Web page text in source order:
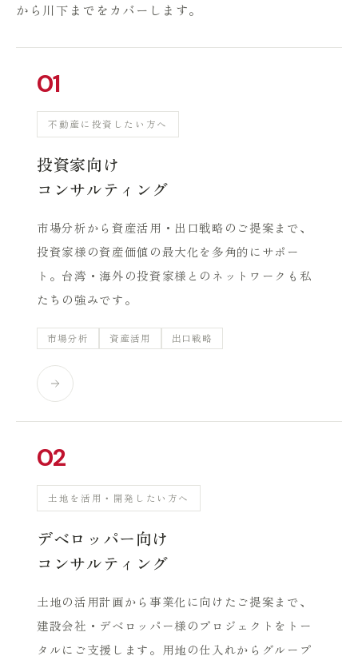
から川下までをカバーします。
01
不動産に投資したい方へ
投資家向け
コンサルティング
市場分析から資産活用・出口戦略のご提案まで、
投資家様の資産価値の最大化を多角的にサポー
ト。台湾・海外の投資家様とのネットワークも私
たちの強みです。
市場分析 資産活用 出口戦略
02
土地を活用・開発したい方へ
デベロッパー向け
コンサルティング
土地の活用計画から事業化に向けたご提案まで、
建設会社・デベロッパー様のプロジェクトをトー
タルにご支援します。用地の仕入れからグループ